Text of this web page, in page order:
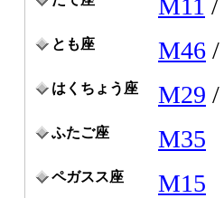
M11 /
とも座 M46 /
はくちょう座 M29 /
ふたご座 M35
ペガスス座 M15